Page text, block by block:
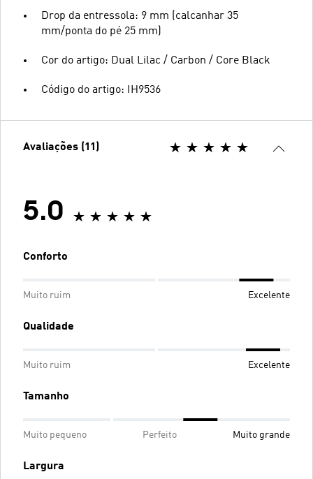
Drop da entressola: 9 mm (calcanhar 35
mm/ponta do pé 25 mm)
Cor do artigo: Dual Lilac / Carbon / Core Black
Código do artigo: IH9536
Avaliações (11)
5.0
Conforto
Muito ruim Excelente
Qualidade
Muito ruim Excelente
Tamanho
Muito pequeno Perfeito Muito grande
Largura